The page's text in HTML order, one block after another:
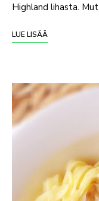
Highland lihasta.
LUE LISÄÄ